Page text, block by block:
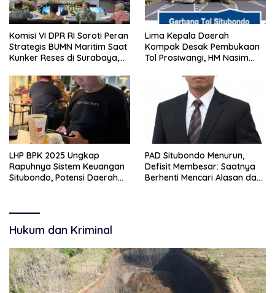
Komisi VI DPR RI Soroti Peran
Strategis BUMN Maritim Saat
Kunker Reses di Surabaya,
Lima Kepala Daerah
Kompak Desak Pembukaan
Tol Prosiwangi, HM Nasim
Pemerintah Pusat
LHP BPK 2025 Ungkap
Rapuhnya Sistem Keuangan
Situbondo, Potensi Daerah
PAD Situbondo Menurun,
Defisit Membesar: Saatnya
Berhenti Mencari Alasan dan
Hukum dan Kriminal